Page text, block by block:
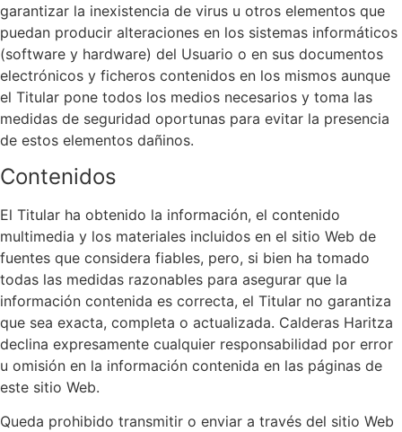
garantizar la inexistencia de virus u otros elementos que
puedan producir alteraciones en los sistemas informáticos
(software y hardware) del Usuario o en sus documentos
electrónicos y ficheros contenidos en los mismos aunque
el Titular pone todos los medios necesarios y toma las
medidas de seguridad oportunas para evitar la presencia
de estos elementos dañinos.
Contenidos
El Titular ha obtenido la información, el contenido
multimedia y los materiales incluidos en el sitio Web de
fuentes que considera fiables, pero, si bien ha tomado
todas las medidas razonables para asegurar que la
información contenida es correcta, el Titular no garantiza
que sea exacta, completa o actualizada. Calderas Haritza
declina expresamente cualquier responsabilidad por error
u omisión en la información contenida en las páginas de
este sitio Web.
Queda prohibido transmitir o enviar a través del sitio Web